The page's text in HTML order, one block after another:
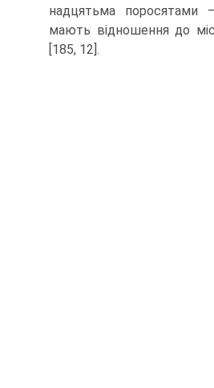
надцятьма поросятами
мають відношення до
[185, 12].